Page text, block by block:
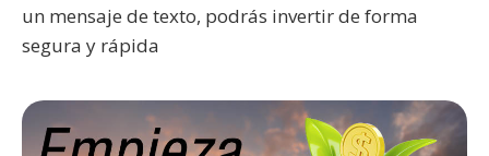
un mensaje de texto, podrás invertir de forma
segura y rápida